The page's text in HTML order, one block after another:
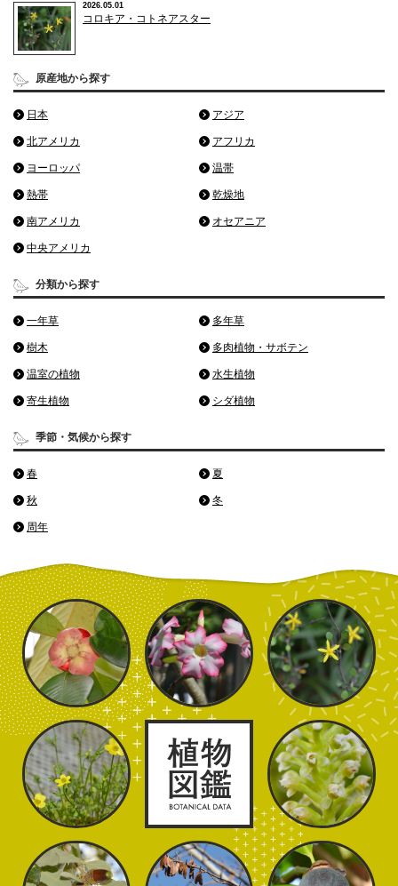
2026.05.01
コロキア・コトネアスター
原産地から探す
日本 アジア
北アメリカ アフリカ
ヨーロッパ 温帯
熱帯 乾燥地
南アメリカ オセアニア
中央アメリカ
分類から探す
一年草 多年草
樹木 多肉植物・サボテン
温室の植物 水生植物
寄生植物 シダ植物
季節・気候から探す
春 夏
秋 冬
周年